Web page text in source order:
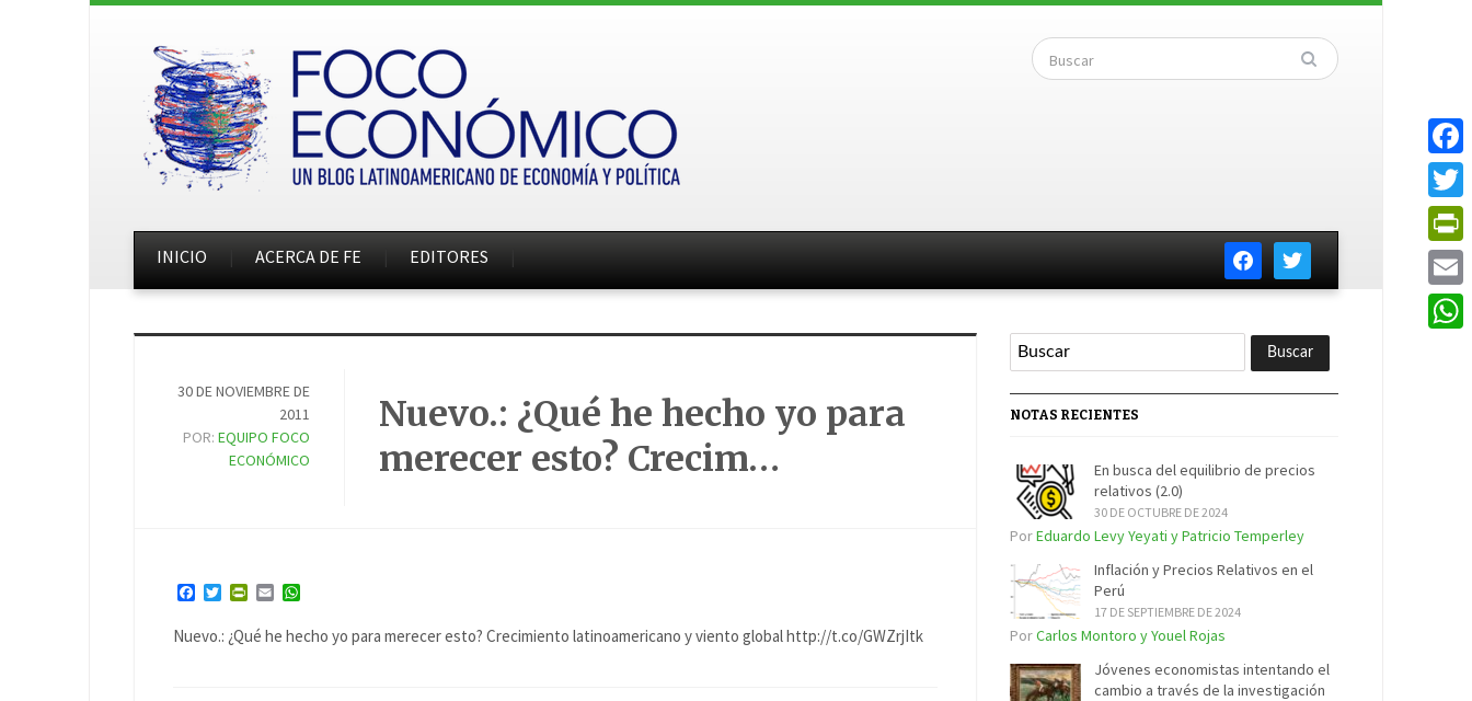
facebooktwitter
INICIO ACERCA DE FE EDITORES
30 DE NOVIEMBRE DE
2011
POR:EQUIPO FOCO
ECONÓMICO
Nuevo.: ¿Qué he hecho yo para
merecer esto? Crecim…
Facebook
TwitterPrintFriendly
Email
Nuevo.: ¿Qué he hecho yo para merecer esto? Crecimiento latinoamericano y viento global http://t.co/GWZrjItk
NOTAS RECIENTES
En busca del equilibrio de precios
relativos (2.0)
30 DE OCTUBRE DE 2024
PorEduardo Levy Yeyati y Patricio Temperley
Inflación y Precios Relativos en el
Perú
17 DE SEPTIEMBRE DE 2024
PorCarlos Montoro y Youel Rojas
Jóvenes economistas intentando el
cambio a través de la investigación
Email